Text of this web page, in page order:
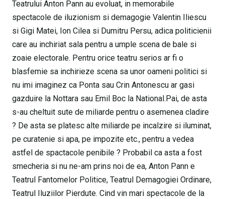
Teatrului Anton Pann au evoluat, in memorabile
spectacole de iluzionism si demagogie Valentin Iliescu
si Gigi Matei, Ion Cilea si Dumitru Persu, adica politicienii
care au inchiriat sala pentru a umple scena de bale si
zoaie electorale. Pentru orice teatru serios ar fi o
blasfemie sa inchirieze scena sa unor oameni politici si
nu imi imaginez ca Ponta sau Crin Antonescu ar gasi
gazduire la Nottara sau Emil Boc la National.Pai, de asta
s-au cheltuit sute de miliarde pentru o asemenea cladire
? De asta se platesc alte miliarde pe incalzire si iluminat,
pe curatenie si apa, pe impozite etc., pentru a vedea
astfel de spactacole penibile ? Probabil ca asta a fost
smecheria si nu ne-am prins noi de ea, Anton Pann e
Teatrul Fantomelor Politice, Teatrul Demagogiei Ordinare,
Teatrul Iluziilor Pierdute. Cind vin mari spectacole de la